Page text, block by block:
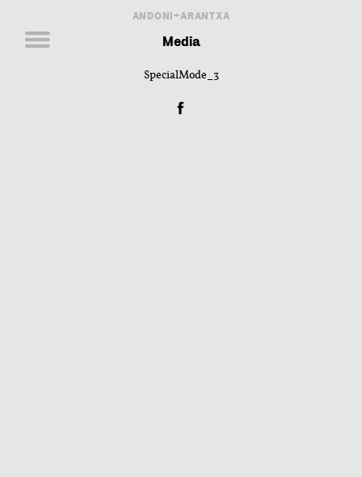
ANDONI+ARANTXA
Media
SpecialMode_3